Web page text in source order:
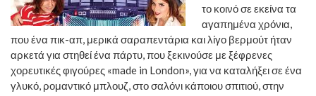
το κοινό σε εκείνα τα
αγαπημένα χρόνια,
που ένα πικ-απ, μερικά σαραπεντάρια και λίγο βερμούτ ήταν
αρκετά για στηθεί ένα πάρτυ, που ξεκινούσε με ξέφρενες
χορευτικές φιγούρες «made in London», για να καταλήξει σε ένα
γλυκό, ρομαντικό μπλουζ, στο σαλόνι κάποιου σπιτιού, στην